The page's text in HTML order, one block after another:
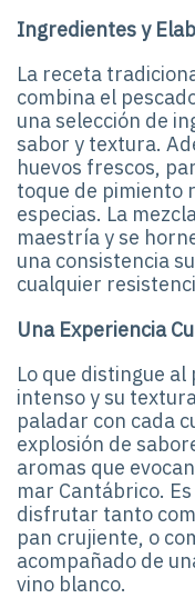
Ingredientes y
La receta
combina el
una selección de
sabor y textura.
huevos frescos,
toque de pimiento
especias. La
maestría y se
una consistencia
cualquier
Una Experiencia
Lo que distingue
intenso y su
paladar con cada
explosión de
aromas que
mar Cantábrico.
disfrutar tanto
pan crujiente, o
acompañado de
vino blanco.